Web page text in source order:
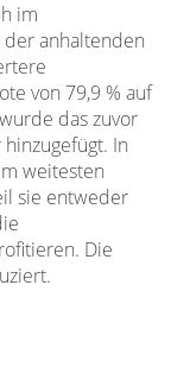
im
der anhaltenden
von 79,9 % auf
das zuvor
In
weitesten
sie entweder
Die